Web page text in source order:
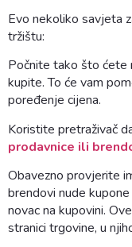
Evo nekoliko savjeta
tržištu:
Počnite tako što ćete
kupite. To će vam
poređenje cijena.
Koristite pretraživač
prodavnice ili
Obavezno provjerite
brendovi nude
novac na kupovini.
stranici trgovine, u